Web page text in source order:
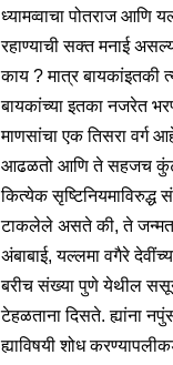
ध्यामव्वाचा पोतराज आणि
रहाण्याची सक्त मनाई
काय ? मात्र बायकांइतकी
बायकांच्या इतका नजरेत
माणसांचा एक तिसरा वर्ग
आढळतो आणि ते सहजच
कित्येक सृष्टिनियमाविरुद्ध
टाकलेले असते की, ते
अंबाबाई, यल्लमा वगैरे
बरीच संख्या पुणे येथील ससून
टेहळताना दिसते. ह्यांना
ह्याविषयी शोध